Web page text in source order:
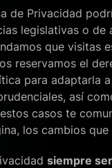
de Privacidad
legislativas o de
que visitas
reservamos el
para adaptarla
así
casos te
los cambios que
siempre